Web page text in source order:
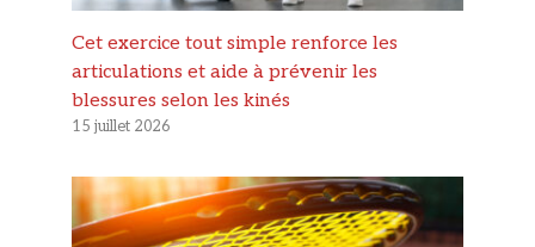
Cet exercice tout simple renforce les
articulations et aide à prévenir les
blessures selon les kinés
15 juillet 2026